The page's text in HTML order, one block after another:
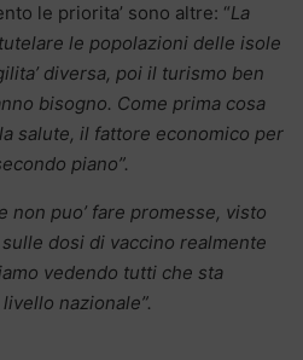
le priorita’ sono altre: “La
le popolazioni delle isole
diversa, poi il turismo ben
bisogno. Come prima cosa
salute, il fattore economico per
piano”.
non puo’ fare promesse, visto
dosi di vaccino realmente
vedendo tutti che sta
nazionale”.